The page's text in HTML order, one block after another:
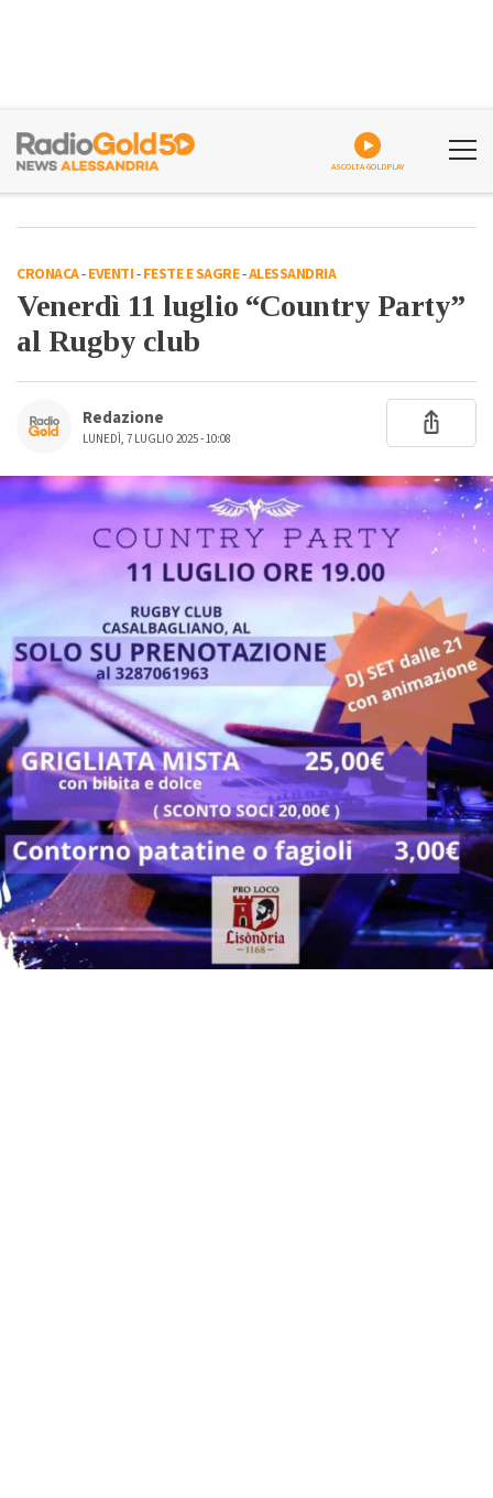
ASCOLTA GOLDPLAY
CRONACA-EVENTI-FESTE E SAGRE-ALESSANDRIA
Venerdì 11 luglio “Country Party”
al Rugby club
Redazione
LUNEDÌ, 7 LUGLIO 2025 - 10:08